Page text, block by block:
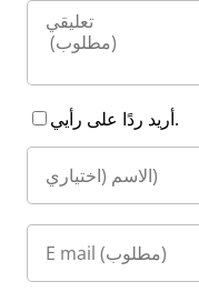
أريد ردًا على رأيي.